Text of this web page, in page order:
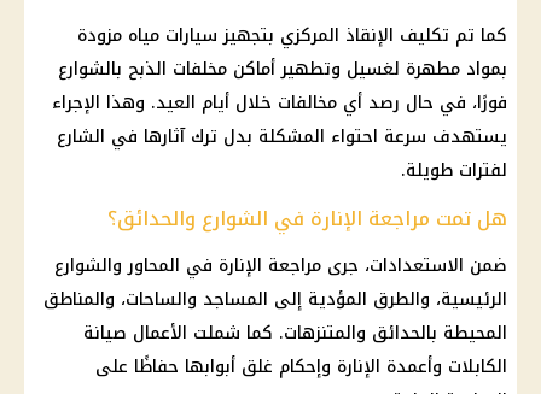
كما تم تكليف الإنقاذ المركزي بتجهيزسيارات مياه مزودة
بمواد مطهرة لغسيل وتطهير أماكن مخلفات الذبح بالشوارع
فورًا، في حال رصد أي مخالفات خلال أيام العيد. وهذا الإجراء
يستهدف سرعة احتواء المشكلة بدل ترك آثارها في الشارع
لفترات طويلة.
هل تمت مراجعة الإنارة في الشوارع والحدائق؟
ضمن الاستعدادات، جرى مراجعة الإنارة في المحاور والشوارع
الرئيسية، والطرق المؤدية إلى المساجد والساحات، والمناطق
المحيطة بالحدائق والمتنزهات. كما شملت الأعمال صيانة
الكابلات وأعمدة الإنارة وإحكام غلق أبوابها حفاظًا على